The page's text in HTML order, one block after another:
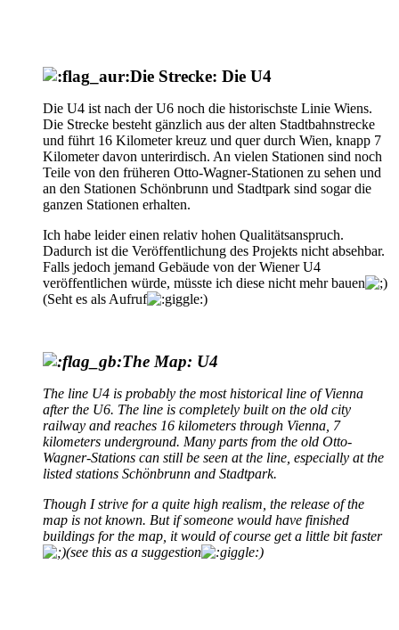
Die Strecke: Die U4
Die U4 ist nach der U6 noch die historischste Linie Wiens.
Die Strecke besteht gänzlich aus der alten Stadtbahnstrecke
und führt 16 Kilometer kreuz und quer durch Wien, knapp 7
Kilometer davon unterirdisch. An vielen Stationen sind noch
Teile von den früheren Otto-Wagner-Stationen zu sehen und
an den Stationen Schönbrunn und Stadtpark sind sogar die
ganzen Stationen erhalten.
Ich habe leider einen relativ hohen Qualitätsanspruch.
Dadurch ist die Veröffentlichung des Projekts nicht absehbar.
Falls jedoch jemand Gebäude von der Wiener U4
veröffentlichen würde, müsste ich diese nicht mehr bauen
(Seht es als Aufruf
)
The Map: U4
The line U4 is probably the most historical line of Vienna
after the U6. The line is completely built on the old city
railway and reaches 16 kilometers through Vienna, 7
kilometers underground. Many parts from the old Otto-
Wagner-Stations can still be seen at the line, especially at the
listed stations Schönbrunn and Stadtpark.
Though I strive for a quite high realism, the release of the
map is not known. But if someone would have finished
buildings for the map, it would of course get a little bit faster
(see this as a suggestion
)